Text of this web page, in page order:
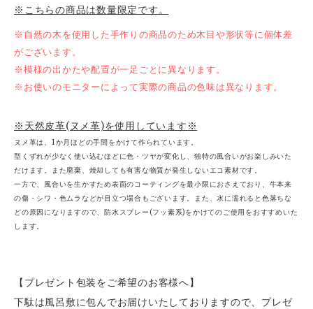
※こちらの商品は数量限定です。
※自然の木を使用した手作りの商品のため木目や形状等に個体差
がございます。
※模様の出かたや配置が一足ごとに異なります。
※お使いのモニターによって実際の商品の色味は異なります。
※天然皮革(ヌメ革)を使用しています※
ヌメ革は、1か月ほどの手間をかけて作られています。
型くずれが少なく使い込むほどに色・ツヤが変化し、独特の風合いがお楽しみいた
だけます。また廃棄、焼却しても有害な物質が発生しないエコ素材です。
一方で、風合いを生かすため表面のコーティングを最小限におさえており、牛本来
の傷・シワ・色ムラなどが目立つ場合もございます。また、水に濡れると色落ちな
どの原因になりますので、防水スプレー(フッ素系)をかけてのご使用をおすすめいた
します。
【プレゼント包装をご希望のお客様へ】
下駄は風呂敷に包んでお届けいたしておりますので、プレゼ